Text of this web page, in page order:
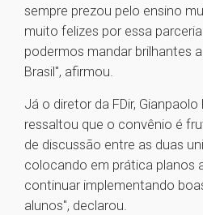
sempre prezou pelo ensino
muito felizes por essa
podermos mandar brilhantes
Brasil", afirmou.
Já o diretor da FDir,
ressaltou que o convênio é
de discussão entre as duas
colocando em prática planos
continuar implementando
alunos", declarou.